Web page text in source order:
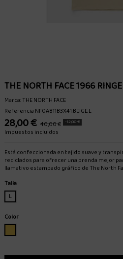
THE NORTH FACE 1966
Marca:THE NORTH FACE
ReferenciaNF0A811B3X41.BEIGE.L
28,00 € 40,00 € -12,00 €
Impuestos incluidos
Está confeccionada en tejido suave y
reciclados para ofrecer una prenda mejor
llamativo estampado gráfico de The North
Talla
L
Color